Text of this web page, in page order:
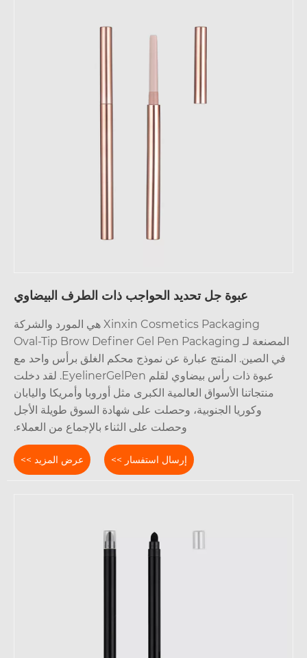
عبوة جل تحديد الحواجب ذات الطرف البيضاوي
Xinxin Cosmetics Packaging هي المورد والشركة
المصنعة لـ Oval-Tip Brow Definer Gel Pen Packaging
الصين. المنتج عبارة عن نموذج محكم الغلق برأس واحد مع
عبوة ذات رأس بيضاوي لقلم EyelinerGelPen. لقد دخلت
منتجاتنا الأسواق العالمية الكبرى مثل أوروبا وأمريكا واليابان
وكوريا الجنوبية، وحصلت على شهادة السوق طويلة الأجل
وحصلت على الثناء بالإجماع من العملاء.
عرض المزيد >> إرسال استفسار >>